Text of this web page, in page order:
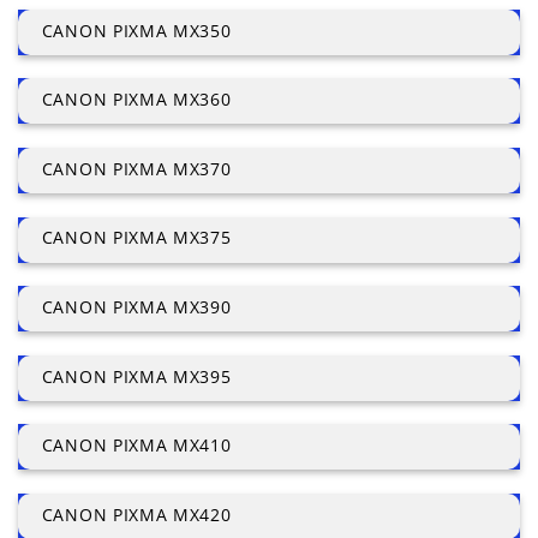
CANON PIXMA MX350
CANON PIXMA MX360
CANON PIXMA MX370
CANON PIXMA MX375
CANON PIXMA MX390
CANON PIXMA MX395
CANON PIXMA MX410
CANON PIXMA MX420